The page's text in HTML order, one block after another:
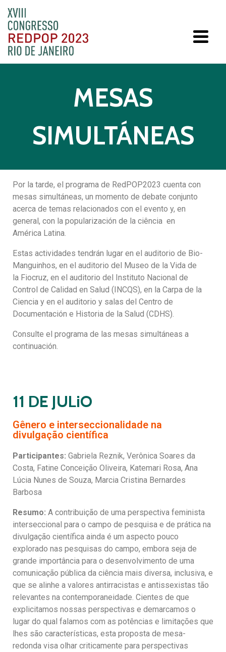
MESAS
SIMULTÁNEAS
Por la tarde, el programa de RedPOP2023 cuenta con
mesas simultáneas, un momento de debate conjunto
acerca de temas relacionados con el evento y, en
general, con la popularización de la ciência en
América Latina.
Estas actividades tendrán lugar en el auditorio de Bio-
Manguinhos, en el auditorio del Museo de la Vida de
la Fiocruz, en el auditorio del Instituto Nacional de
Control de Calidad en Salud (INCQS), en la Carpa de la
Ciencia y en el auditorio y salas del Centro de
Documentación e Historia de la Salud (CDHS).
Consulte el programa de las mesas simultáneas a
continuación.
11 DE JULiO
Gênero e interseccionalidade na
divulgação científica
Participantes: Gabriela Reznik, Verônica Soares da
Costa, Fatine Conceição Oliveira, Katemari Rosa, Ana
Lúcia Nunes de Souza, Marcia Cristina Bernardes
Barbosa
Resumo: A contribuição de uma perspectiva feminista
interseccional para o campo de pesquisa e de prática na
divulgação científica ainda é um aspecto pouco
explorado nas pesquisas do campo, embora seja de
grande importância para o desenvolvimento de uma
comunicação pública da ciência mais diversa, inclusiva, e
que se alinhe a valores antirracistas e antissexistas tão
relevantes na contemporaneidade. Cientes de que
explicitamos nossas perspectivas e demarcamos o
lugar do qual falamos com as potências e limitações que
lhes são características, esta proposta de mesa-
redonda visa olhar criticamente para perspectivas